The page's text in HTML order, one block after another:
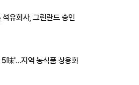
유회사, 그린란드 승인
5味'…지역 농식품 상용화